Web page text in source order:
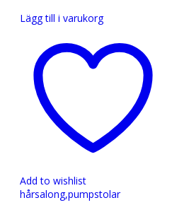
Lägg till i varukorg
Add to wishlist
hårsalong,pumpstolar